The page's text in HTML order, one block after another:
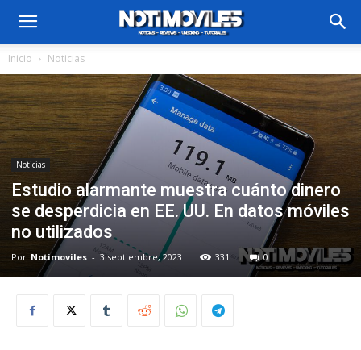
Inicio Noticias
Noticias
Estudio alarmante muestra cuánto dinero
se desperdicia en EE. UU. En datos móviles
no utilizados
Por Notimoviles - 3 septiembre, 2023 331 0